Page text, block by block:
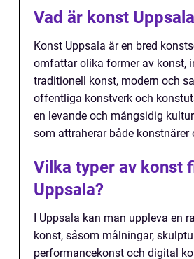
Vad är konst
Konst Uppsala är en bred
omfattar olika former av konst,
traditionell konst, modern och
offentliga konstverk och
en levande och mångsidig
som attraherar både konstnärer
Vilka typer av konst
Uppsala?
I Uppsala kan man uppleva en
konst, såsom målningar,
performancekonst och digital